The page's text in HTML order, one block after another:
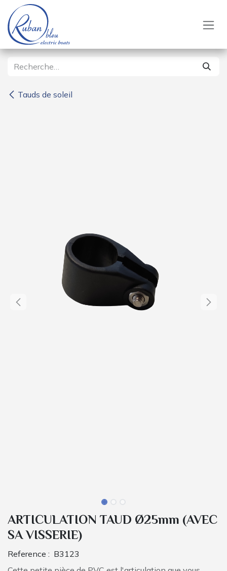
Se rendre au contenu
Tauds de soleil
ARTICULATION TAUD Ø25mm (AVEC
SA VISSERIE)
Reference : B3123